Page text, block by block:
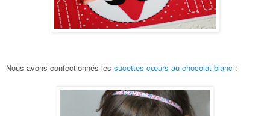
Nous avons confectionnés les sucettes cœurs au chocolat blanc :